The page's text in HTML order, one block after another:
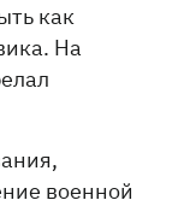
как
На
военной